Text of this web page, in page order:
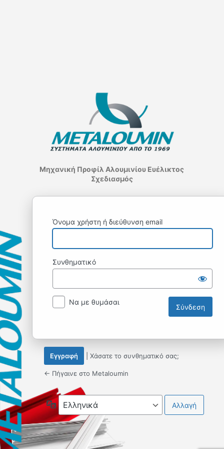
Όνομα χρήστη ή διεύθυνση email
Συνθηματικό
Να με θυμάσαι
Εγγραφή Χάσατε το συνθηματικό σας;
← Πήγαινε στο Metaloumin
Γλώσσα